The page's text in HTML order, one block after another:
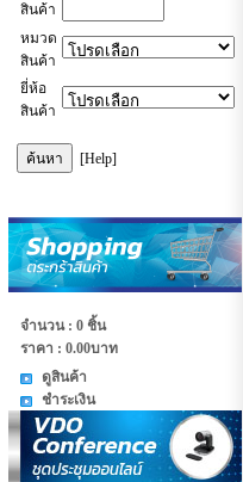
สินค้า
หมวด
สินค้า
ยี่ห้อ
สินค้า
[Help]
จำนวน : 0 ชิ้น
ราคา : 0.00บาท
ดูสินค้า
ชำระเงิน